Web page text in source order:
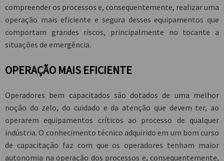
compreender os processos e, consequentemente, realizar uma
operação mais eficiente e segura desses equipamentos que
comportam grandes riscos, principalmente no tocante a
situações de emergência.
OPERAÇÃO MAIS EFICIENTE
Operadores bem capacitados são dotados de uma melhor
noção do zelo, do cuidado e da atenção que devem ter, ao
operarem equipamentos críticos ao processo de qualquer
indústria. O conhecimento técnico adquirido em um bom curso
de capacitação faz com que os operadores tenham maior
autonomia na operação dos processos e, consequentemente,